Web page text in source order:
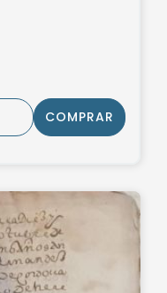
COMPRAR